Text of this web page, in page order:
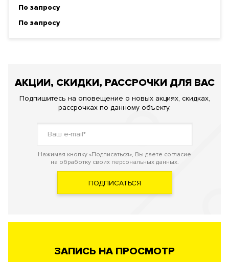
По запросу
По запросу
АКЦИИ, СКИДКИ, РАССРОЧКИ ДЛЯ ВАС
Подпишитесь на оповещение о новых акциях, скидках,
рассрочках по данному объекту.
Нажимая кнопку «Подписаться», Вы даете согласие
на обработку своих персональных данных.
ПОДПИСАТЬСЯ
ЗАПИСЬ НА ПРОСМОТР